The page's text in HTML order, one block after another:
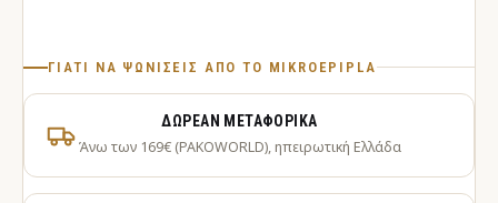
ΓΙΑΤΊ ΝΑ ΨΩΝΊΣΕΙΣ ΑΠΌ ΤΟ MIKROEPIPLA
ΔΩΡΕΆΝ ΜΕΤΑΦΟΡΙΚΆ
Άνω των 169€ (PAKOWORLD), ηπειρωτική Ελλάδα